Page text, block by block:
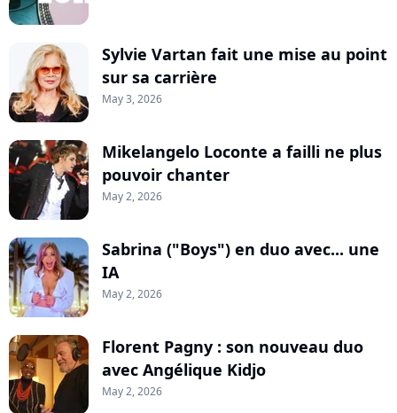
Sylvie Vartan fait une mise au point
sur sa carrière
May 3, 2026
Mikelangelo Loconte a failli ne plus
pouvoir chanter
May 2, 2026
Sabrina ("Boys") en duo avec... une
IA
May 2, 2026
Florent Pagny : son nouveau duo
avec Angélique Kidjo
May 2, 2026